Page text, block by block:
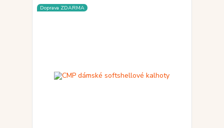
Doprava ZDARMA